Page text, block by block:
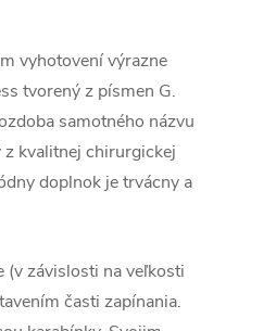
vyhotovení výrazne
tvorený z písmen G.
samotného názvu
kvalitnej chirurgickej
doplnok je trvácny a
(v závislosti na veľkosti
časti zapínania.